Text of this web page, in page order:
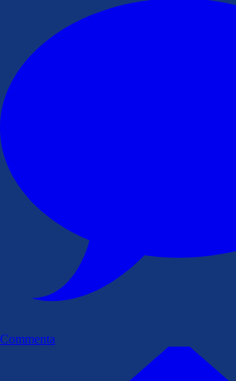
Commenta